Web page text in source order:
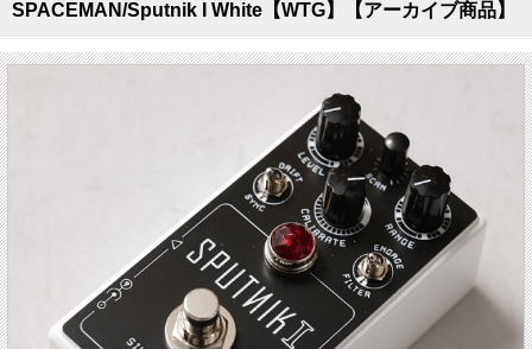
SPACEMAN/Sputnik I White【WTG】【アーカイブ商品】